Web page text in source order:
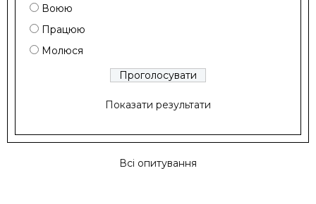
Воюю
Працюю
Молюся
Показати результати
Всі опитування